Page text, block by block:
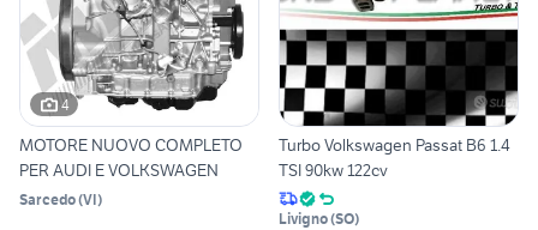
4
MOTORE NUOVO COMPLETO
PER AUDI E VOLKSWAGEN
Sarcedo(VI)
Turbo Volkswagen Passat B6 1.4
TSI 90kw 122cv
Livigno(SO)